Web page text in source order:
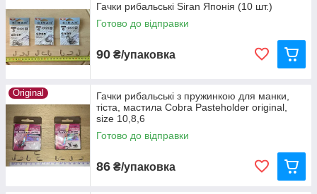
Гачки рибальські Siran Японія (10 шт.)
Готово до відправки
90 ₴/упаковка
Original
Гачки рибальські з пружинкою для манки,
тіста, мастила Cobra Pasteholder original,
size 10,8,6
Готово до відправки
86 ₴/упаковка